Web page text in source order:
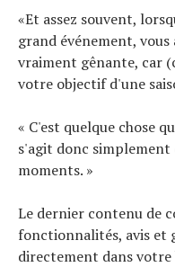
«Et assez souvent,
grand événement,
vraiment gênante, car
votre objectif d'une
« C'est quelque chose
s'agit donc simplement
moments. »
Le dernier contenu de
fonctionnalités, avis et
directement dans
Technologies
Tests de produits
Conseils